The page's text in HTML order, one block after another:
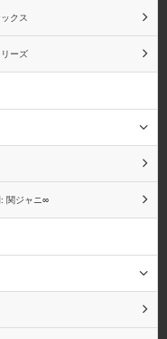
狼と香辛料
おジャ魔女どれみ
クス
ーズ
関ジャニ∞